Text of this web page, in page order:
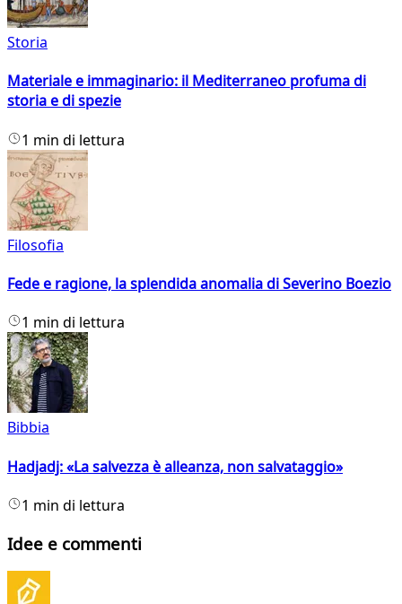
Storia
Materiale e immaginario: il Mediterraneo profuma di
storia e di spezie
1 min di lettura
Filosofia
Fede e ragione, la splendida anomalia di Severino Boezio
1 min di lettura
Bibbia
Hadjadj: «La salvezza è alleanza, non salvataggio»
1 min di lettura
Idee e commenti